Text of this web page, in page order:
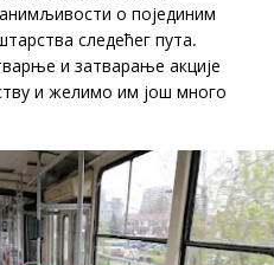
о појединим
следећег пута.
и затварање акције
и желимо им још много